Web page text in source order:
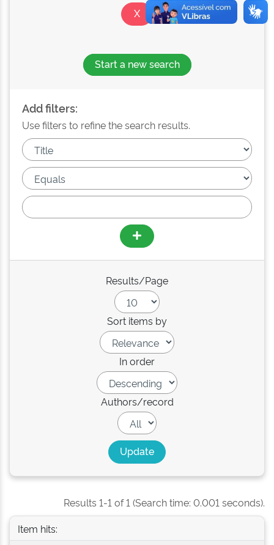
Start a new search
Add filters:
Use filters to refine the search results.
Results/Page
Sort items by
In order
Authors/record
Results 1-1 of 1 (Search time: 0.001 seconds).
Item hits: